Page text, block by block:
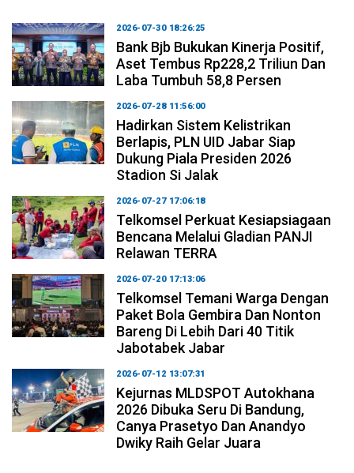
2026-07-30 18:26:25
Bank Bjb Bukukan Kinerja Positif,
Aset Tembus Rp228,2 Triliun Dan
Laba Tumbuh 58,8 Persen
2026-07-28 11:56:00
Hadirkan Sistem Kelistrikan
Berlapis, PLN UID Jabar Siap
Dukung Piala Presiden 2026
Stadion Si Jalak
2026-07-27 17:06:18
Telkomsel Perkuat Kesiapsiagaan
Bencana Melalui Gladian PANJI
Relawan TERRA
2026-07-20 17:13:06
Telkomsel Temani Warga Dengan
Paket Bola Gembira Dan Nonton
Bareng Di Lebih Dari 40 Titik
Jabotabek Jabar
2026-07-12 13:07:31
Kejurnas MLDSPOT Autokhana
2026 Dibuka Seru Di Bandung,
Canya Prasetyo Dan Anandyo
Dwiky Raih Gelar Juara